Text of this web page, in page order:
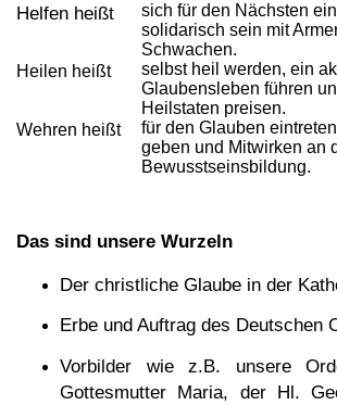
Helfen heißt sich für den Nächsten
solidarisch sein mit
Schwachen.
Heilen heißt
selbst heil werden, ein
Glaubensleben führen
Heilstaten preisen.
Wehren heißt
für den Glauben
geben und Mitwirken an
Bewusstseinsbildung.
Das sind unsere Wurzeln
Der christliche Glaube in der
Erbe und Auftrag des Deutschen
Vorbilder wie z.B. unsere
Gottesmutter Maria, der Hl.